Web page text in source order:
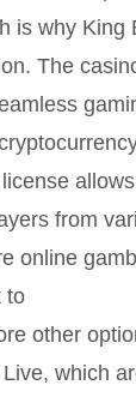
is why King
The
from
online
to
other
which